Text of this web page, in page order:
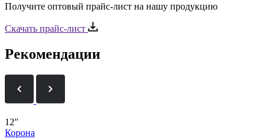
Получите оптовый прайс-лист на нашу продукцию
Скачать прайс-лист
Рекомендации
12"
Корона